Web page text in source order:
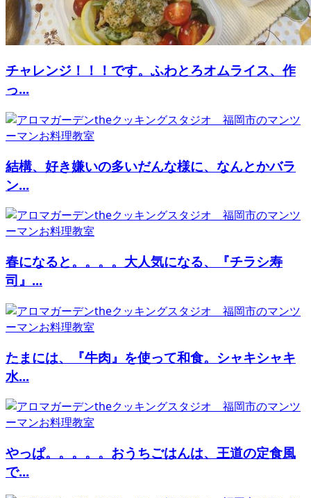
チャレンジ！！！です。ふわとろオムライス、作
っ...
結構、好き嫌いの多いだんな様に、なんとかバラ
ン...
春になると。。。。大人気になる、『チラシ寿
司』...
たまには、『牛肉』を使って和食。シャキシャキ
水...
やっぱ。。。。。おうちごはんは、王道の定食風
で...